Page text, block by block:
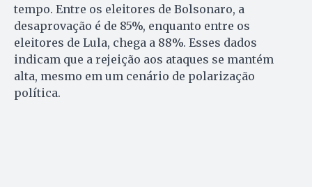
tempo. Entre os eleitores de Bolsonaro, a
desaprovação é de 85%, enquanto entre os
eleitores de Lula, chega a 88%. Esses dados
indicam que a rejeição aos ataques se mantém
alta, mesmo em um cenário de polarização
política.